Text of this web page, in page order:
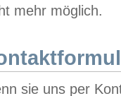
mehr möglich.
sie uns per